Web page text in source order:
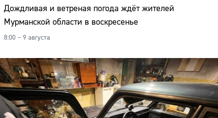
Дождливая и ветреная погода ждёт жителей
Мурманской области в воскресенье
8:00 – 9 августа